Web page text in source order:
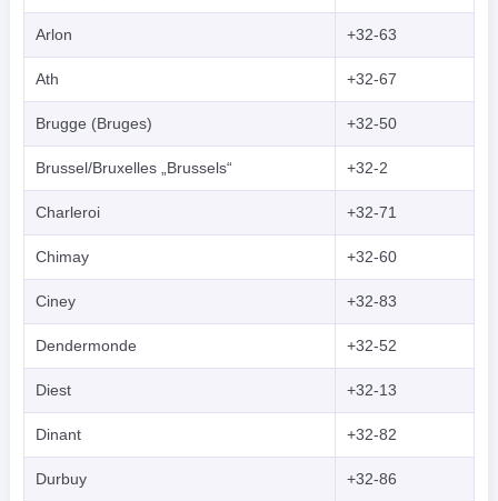
Arlon +32-63
Ath +32-67
Brugge (Bruges) +32-50
Brussel/Bruxelles „Brussels“ +32-2
Charleroi +32-71
Chimay +32-60
Ciney +32-83
Dendermonde +32-52
Diest +32-13
Dinant +32-82
Durbuy +32-86